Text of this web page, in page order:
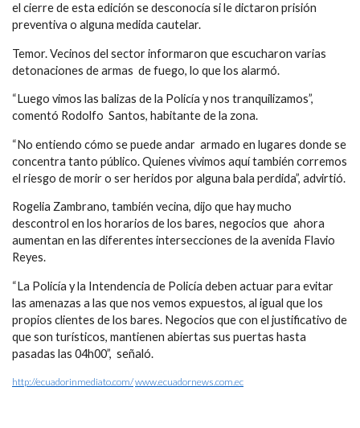
el cierre de esta edición se desconocía si le dictaron prisión
preventiva o alguna medida cautelar.
Temor. Vecinos del sector informaron que escucharon varias
detonaciones de armas de fuego, lo que los alarmó.
“Luego vimos las balizas de la Policía y nos tranquilizamos”,
comentó Rodolfo Santos, habitante de la zona.
“No entiendo cómo se puede andar armado en lugares donde se
concentra tanto público. Quienes vivimos aquí también corremos
el riesgo de morir o ser heridos por alguna bala perdida”, advirtió.
Rogelia Zambrano, también vecina, dijo que hay mucho
descontrol en los horarios de los bares, negocios que ahora
aumentan en las diferentes intersecciones de la avenida Flavio
Reyes.
“La Policía y la Intendencia de Policía deben actuar para evitar
las amenazas a las que nos vemos expuestos, al igual que los
propios clientes de los bares. Negocios que con el justificativo de
que son turísticos, mantienen abiertas sus puertas hasta
pasadas las 04h00”, señaló.
http://ecuadorinmediato.com/www.ecuadornews.com.ec